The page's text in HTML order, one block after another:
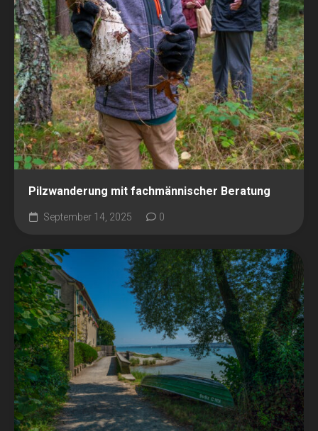
Pilzwanderung mit fachmännischer Beratung
September 14, 2025 0